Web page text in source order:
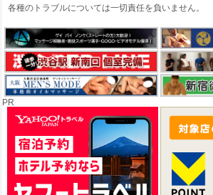
各種のトラブルについては一切責任を負いません。
PR